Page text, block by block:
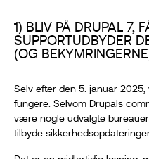
1) BLIV PÅ DRUPAL 7,
SUPPORTUDBYDER
(OG
Selv efter den 5. januar
fungere. Selvom Drupals
være nogle udvalgte
tilbyde